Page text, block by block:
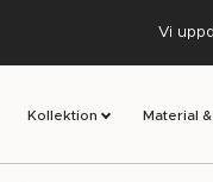
Vi
Kollektion Material